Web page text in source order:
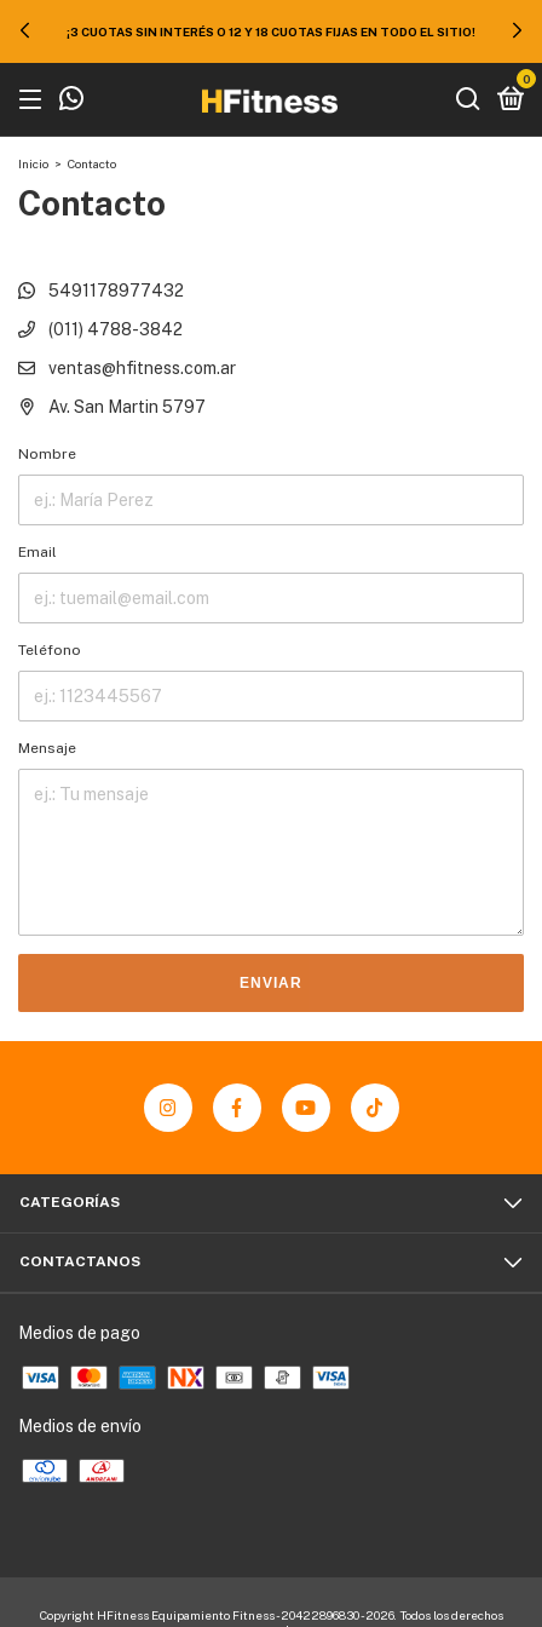
¡3 CUOTAS SIN INTERÉS O 12 Y 18 CUOTAS FIJAS EN TODO EL SITIO!
0
Inicio > Contacto
Contacto
5491178977432
(011) 4788-3842
ventas@hfitness.com.ar
Av. San Martin 5797
Nombre
Email
Teléfono
Mensaje
ENVIAR
CATEGORÍAS
CONTACTANOS
Medios de pago
Medios de envío
Copyright HFitness Equipamiento Fitness - 20422896830 - 2026. Todos los derechos